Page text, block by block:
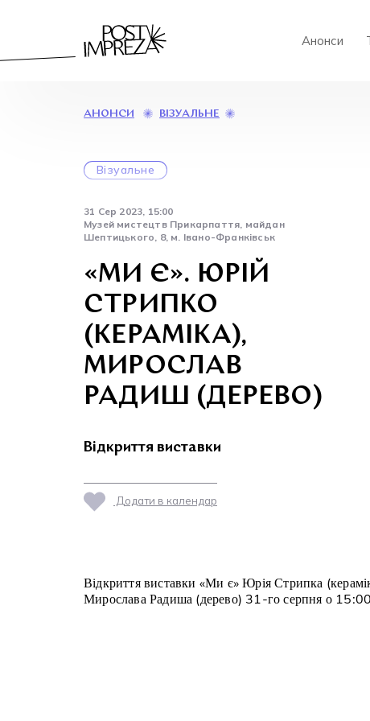
Анонси
АНОНСИ ВІЗУАЛЬНЕ
(ДЕРЕВО)
Візуальне
31 Сер 2023, 15:00
Музей мистецтв Прикарпаття, майдан
Шептицького, 8, м. Івано-Франківськ
«МИ Є». ЮРІЙ
СТРИПКО
(КЕРАМІКА),
МИРОСЛАВ
РАДИШ (ДЕРЕВО)
Відкриття виставки
Додати в календар
Відкриття виставки «Ми є» Юрія Стрипка
Мирослава Радиша (дерево) 31-го серпня о